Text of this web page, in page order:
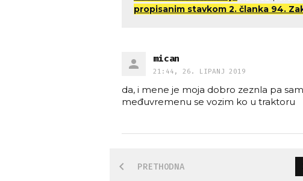
propisanim stavkom 2. članka 94.
mican
21:44, 26. LIPANJ 2019
da, i mene je moja dobro zeznla pa
međuvremenu se vozim ko u traktoru
PRETHODNA